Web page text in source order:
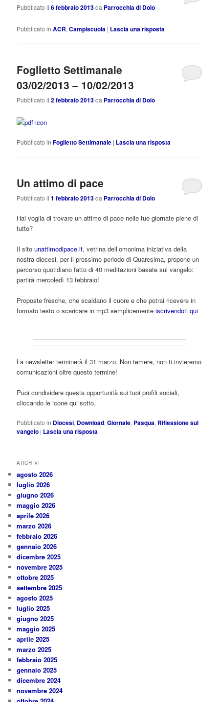
Pubblicato il6 febbraio 2013da Parrocchia di Dolo
Pubblicato in ACR,Campiscuola | Lascia una risposta
Foglietto Settimanale
03/02/2013 – 10/02/2013
Pubblicato il2 febbraio 2013da Parrocchia di Dolo
Pubblicato in Foglietto Settimanale | Lascia una risposta
Un attimo di pace
Pubblicato il1 febbraio 2013da Parrocchia di Dolo
Hai voglia di trovare un attimo di pace nelle tue giornate piene di
tutto?
Il sitounattimodipace.it, vetrina dell’omonima iniziativa della
nostra diocesi, per il prossimo periodo di Quaresima, propone un
percorso quotidiano fatto di 40 meditazioni basate sul vangelo:
partirà mercoledì 13 febbraio!
Proposte fresche, che scaldano il cuore e che potrai ricevere in
formato testo o scaricare in mp3 semplicementeiscrivendoti qui
La newsletter terminerà il 31 marzo. Non temere, non ti invieremo
comunicazioni oltre questo termine!
Puoi condividere questa opportunità sui tuoi profili sociali,
cliccando le icone qui sotto.
Pubblicato in Diocesi, Download,Giornale, Pasqua, Riflessione sul
vangelo | Lascia una risposta
ARCHIVI
agosto 2026
luglio 2026
giugno 2026
maggio 2026
aprile 2026
marzo 2026
febbraio 2026
gennaio 2026
dicembre 2025
novembre 2025
ottobre 2025
settembre 2025
agosto 2025
luglio 2025
giugno 2025
maggio 2025
aprile 2025
marzo 2025
febbraio 2025
gennaio 2025
dicembre 2024
novembre 2024